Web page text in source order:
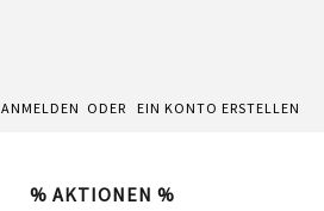
ANMELDEN EIN KONTO ERSTELLEN
% AKTIONEN %